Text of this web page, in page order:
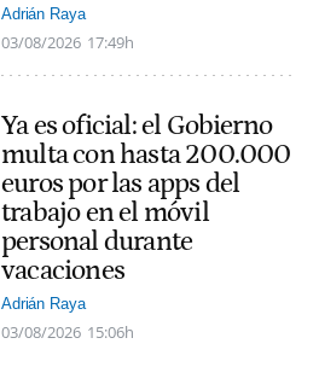
Adrián Raya
03/08/2026 17:49h
Ya es oficial: el Gobierno
multa con hasta 200.000
euros por las apps del
trabajo en el móvil
personal durante
vacaciones
Adrián Raya
03/08/2026 15:06h